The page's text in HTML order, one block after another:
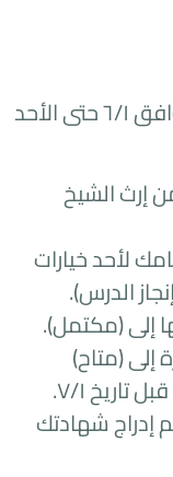
على مدار ۱۰ أيام بدءًا من السبت الموافق ٦/١ حتى الأحد
إرث الشيخ
لأحد خيارات
الدرس).
إلى (مكتمل).
إلى (متاح)
٧/۱.
إدراج شهادتك